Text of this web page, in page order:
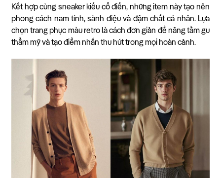
Kết hợp cùng sneaker kiểu cổ điển, những item này tạo nên
phong cách nam tính, sành điệu và đậm chất cá nhân. Lựa
chọn trang phục màu retro là cách đơn giản để nâng tầm gu
thẩm mỹ và tạo điểm nhấn thu hút trong mọi hoàn cảnh.